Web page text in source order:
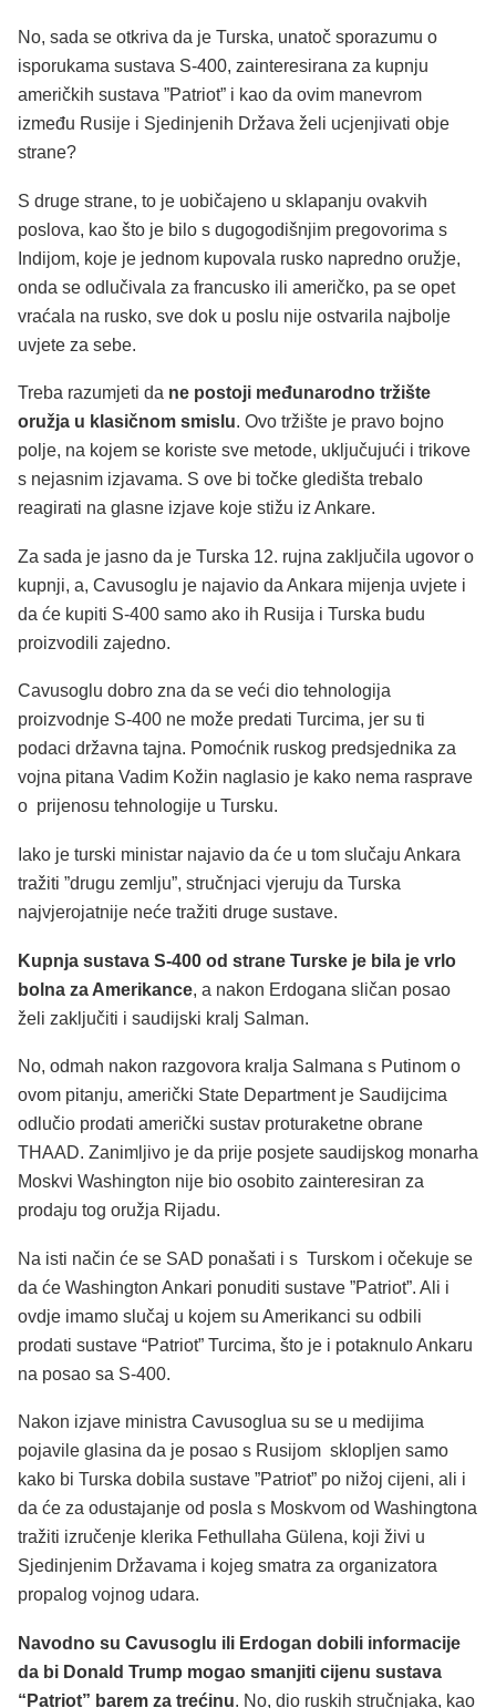
No, sada se otkriva da je Turska, unatoč sporazumu o
isporukama sustava S-400, zainteresirana za kupnju
američkih sustava ”Patriot” i kao da ovim manevrom
između Rusije i Sjedinjenih Država želi ucjenjivati obje
strane?
S druge strane, to je uobičajeno u sklapanju ovakvih
poslova, kao što je bilo s dugogodišnjim pregovorima s
Indijom, koje je jednom kupovala rusko napredno oružje,
onda se odlučivala za francusko ili američko, pa se opet
vraćala na rusko, sve dok u poslu nije ostvarila najbolje
uvjete za sebe.
Treba razumjeti da ne postoji međunarodno tržište
oružja u klasičnom smislu. Ovo tržište je pravo bojno
polje, na kojem se koriste sve metode, uključujući i trikove
s nejasnim izjavama. S ove bi točke gledišta trebalo
reagirati na glasne izjave koje stižu iz Ankare.
Za sada je jasno da je Turska 12. rujna zaključila ugovor o
kupnji, a, Cavusoglu je najavio da Ankara mijenja uvjete i
da će kupiti S-400 samo ako ih Rusija i Turska budu
proizvodili zajedno.
Cavusoglu dobro zna da se veći dio tehnologija
proizvodnje S-400 ne može predati Turcima, jer su ti
podaci državna tajna. Pomoćnik ruskog predsjednika za
vojna pitana Vadim Kožin naglasio je kako nema rasprave
o prijenosu tehnologije u Tursku.
Iako je turski ministar najavio da će u tom slučaju Ankara
tražiti ”drugu zemlju”, stručnjaci vjeruju da Turska
najvjerojatnije neće tražiti druge sustave.
Kupnja sustava S-400 od strane Turske je bila je vrlo
bolna za Amerikance, a nakon Erdogana sličan posao
želi zaključiti i saudijski kralj Salman.
No, odmah nakon razgovora kralja Salmana s Putinom o
ovom pitanju, američki State Department je Saudijcima
odlučio prodati američki sustav proturaketne obrane
THAAD. Zanimljivo je da prije posjete saudijskog monarha
Moskvi Washington nije bio osobito zainteresiran za
prodaju tog oružja Rijadu.
Na isti način će se SAD ponašati i s Turskom i očekuje se
da će Washington Ankari ponuditi sustave ”Patriot”. Ali i
ovdje imamo slučaj u kojem su Amerikanci su odbili
prodati sustave “Patriot” Turcima, što je i potaknulo Ankaru
na posao sa S-400.
Nakon izjave ministra Cavusoglua su se u medijima
pojavile glasina da je posao s Rusijom sklopljen samo
kako bi Turska dobila sustave ”Patriot” po nižoj cijeni, ali i
da će za odustajanje od posla s Moskvom od Washingtona
tražiti izručenje klerika Fethullaha Gülena, koji živi u
Sjedinjenim Državama i kojeg smatra za organizatora
propalog vojnog udara.
Navodno su Cavusoglu ili Erdogan dobili informacije
da bi Donald Trump mogao smanjiti cijenu sustava
“Patriot” barem za trećinu. No, dio ruskih stručnjaka, kao